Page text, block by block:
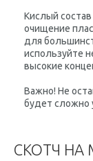
Кислый
очищение
для
используйте
высокие
Важно! Не
будет сложно
СКОТЧ НА